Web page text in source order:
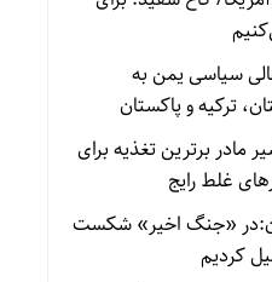
سیاسی یمن به
ترکیه و پاکستان
برترین تغذیه برای
غلط رایج
«جنگ اخیر» شکست
کردیم